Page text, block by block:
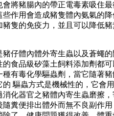
會將豬腸內的帶正電毒素吸住最
作用會造成豬隻體內氨氣的降
豬隻的免疫力，並且可以降低豬
仔體內體外寄生蟲以及蒼蠅的
的食品級矽藻土飼料添加劑都
有毒化學驅蟲劑，當它隨著豬
的 驅蟲方式是機械性的，它會
化器官之豬體內寄生蟲磨擦，
隨糞便排出體外而無不良副作